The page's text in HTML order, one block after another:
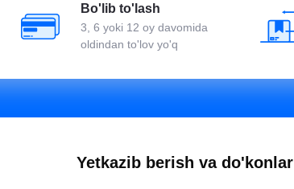
Bo'lib to'lash
3, 6 yoki 12 oy davomida
oldindan to'lov yo'q
Yetkazib berish va do'konlar